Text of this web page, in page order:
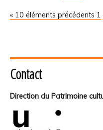
« 10 éléments précédents 1
Contact
Direction du Patrimoine